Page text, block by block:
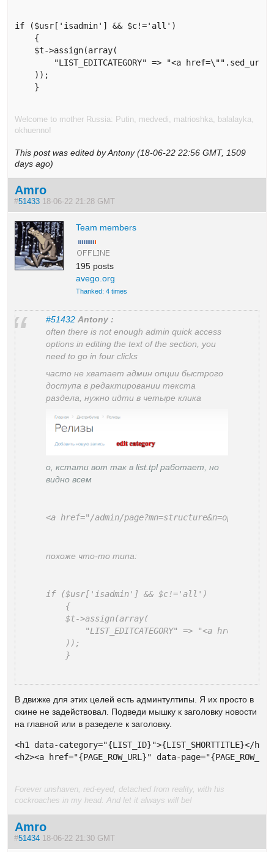
if ($usr['isadmin'] && $c!='all')
{
$t->assign(array(
"LIST_EDITCATEGORY" => "<a
));
}
Welcome to mother Russia: Putin, medvedi, matrioshka, balalayka,
okhuenno!
This post was edited by Antony (18-06-22 22:56 GMT, 1509
days ago)
Amro
#51433 18-06-22 21:28 GMT
Team members
195 posts
avego.org
Thanked: 4 times
#51432 Antony :
often there is not enough admin quick access
options in editing the text of the section, you
need to go in four clicks
часто не хватает админ опции быстрого
доступа в редактировании текста
раздела, нужно идти в четыре клика
о, кстати вот так в list.tpl работает, но
видно всем
<a href="/admin/
похоже что-то типа:
if ($usr['isadmin'] && $c!='all')
{
$t->assign(array(
"LIST_EDITCATEGORY" => "<a
));
}
В движке для этих целей есть админтултипы. Я их просто в
скине не задействовал. Подведи мышку к заголовку новости
на главной или в разеделе к заголовку.
<h1 data-category="{LIST_ID}">{LIST_SHORTTITLE}</h1>
<h2><a href="{PAGE_ROW_URL}" data-
Forever unshaven, red-eyed, detached from reality, with his
cockroaches in my head. And let it always will be!
Amro
#51434 18-06-22 21:30 GMT